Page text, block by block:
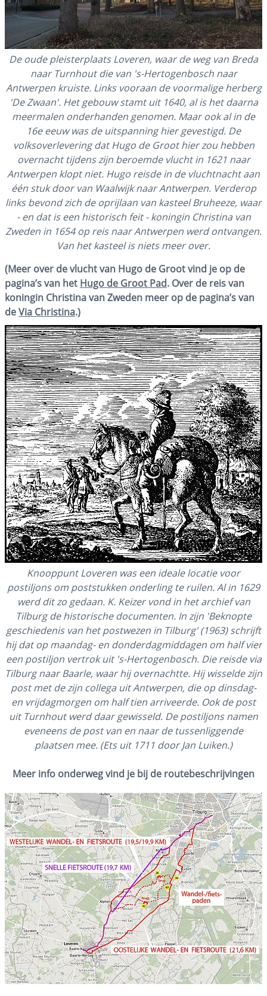
De oude pleisterplaats Loveren, waar de weg van Breda
naar Turnhout die van 's-Hertogenbosch naar
Antwerpen kruiste. Links vooraan de voormalige herberg
'De Zwaan'. Het gebouw stamt uit 1640, al is het daarna
meermalen onderhanden genomen. Maar ook al in de
16e eeuw was de uitspanning hier gevestigd. De
volksoverlevering dat Hugo de Groot hier zou hebben
overnacht tijdens zijn beroemde vlucht in 1621 naar
Antwerpen klopt niet. Hugo reisde in de vluchtnacht aan
één stuk door van Waalwijk naar Antwerpen. Verderop
links bevond zich de oprijlaan van kasteel Bruheeze, waar
- en dat is een historisch feit - koningin Christina van
Zweden in 1654 op reis naar Antwerpen werd ontvangen.
Van het kasteel is niets meer over.
(Meer over de vlucht van Hugo de Groot vind je op de
pagina’s van het Hugo de Groot Pad. Over de reis van
koningin Christina van Zweden meer op de pagina’s van
deVia Christina.)
Knooppunt Loveren was een ideale locatie voor
postiljons om poststukken onderling te ruilen. Al in 1629
werd dit zo gedaan. K. Keizer vond in het archief van
Tilburg de historische documenten. In zijn 'Beknopte
geschiedenis van het postwezen in Tilburg' (1963) schrijft
hij dat op maandag- en donderdagmiddagen om half vier
een postiljon vertrok uit 's-Hertogenbosch. Die reisde via
Tilburg naar Baarle, waar hij overnachtte. Hij wisselde zijn
post met de zijn collega uit Antwerpen, die op dinsdag-
en vrijdagmorgen om half tien arriveerde. Ook de post
uit Turnhout werd daar gewisseld. De postiljons namen
eveneens de post van en naar de tussenliggende
plaatsen mee. (Ets uit 1711 door Jan Luiken.)
Meer info onderweg vind je bij de routebeschrijvingen